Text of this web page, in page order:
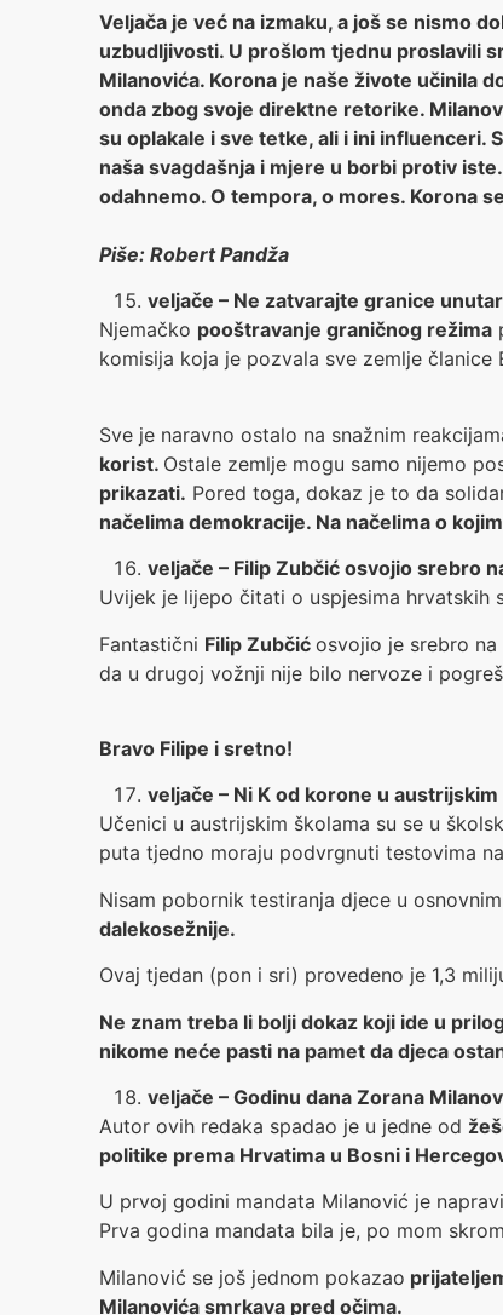
Veljača je već na izmaku, a još se nismo
uzbudljivosti. U prošlom tjednu proslavili
Milanovića. Korona je naše živote učinila
onda zbog svoje direktne retorike.
su oplakale i sve tetke, ali i ini influenceri.
naša svagdašnja i mjere u borbi protiv
odahnemo. O tempora, o mores. Korona
Piše: Robert Pandža
veljače – Ne zatvarajte granice
Njemačko pooštravanje graničnog režima
komisija koja je pozvala sve zemlje članice
Sve je naravno ostalo na snažnim
korist. Ostale zemlje mogu samo nijemo
prikazati. Pored toga, dokaz je to da
načelima demokracije. Na načelima o
veljače – Filip Zubčić osvojio srebro
Uvijek je lijepo čitati o uspjesima hrvatskih
Fantastični Filip Zubčić osvojio je srebro
da u drugoj vožnji nije bilo nervoze i
Bravo Filipe i sretno!
veljače – Ni K od korone u
Učenici u austrijskim školama su se u
puta tjedno moraju podvrgnuti testovima
Nisam pobornik testiranja djece u
dalekosežnije.
Ovaj tjedan (pon i sri) provedeno je 1,3
Ne znam treba li bolji dokaz koji ide u
nikome neće pasti na pamet da djeca
veljače – Godinu dana Zorana
Autor ovih redaka spadao je u jedne od
politike prema Hrvatima u Bosni i
U prvoj godini mandata Milanović je
Prva godina mandata bila je, po mom
Milanović se još jednom pokazao
Milanovića smrkava pred očima.